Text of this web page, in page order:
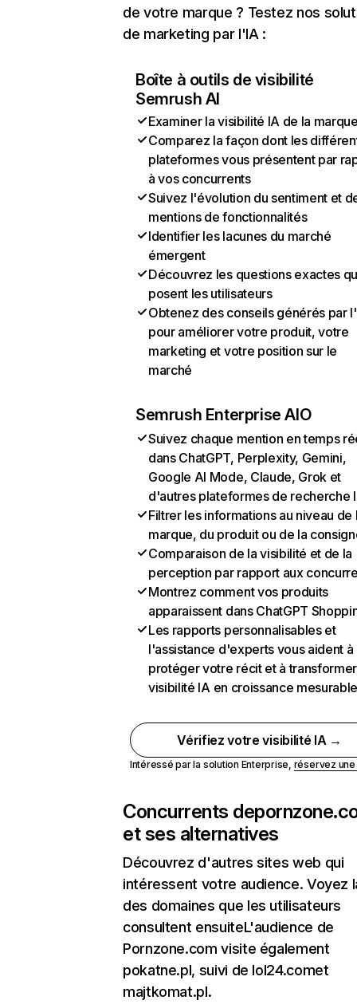
de votre marque ? Testez nos
de marketing par l'IA :
Boîte à outils de visibilité
Semrush AI
Examiner la visibilité IA de la
Comparez la façon dont les
plateformes vous présentent par
à vos concurrents
Suivez l'évolution du sentiment et
mentions de fonctionnalités
Identifier les lacunes du marché
émergent
Découvrez les questions exactes
posent les utilisateurs
Obtenez des conseils générés par
pour améliorer votre produit, votre
marketing et votre position sur le
marché
Semrush Enterprise AIO
Suivez chaque mention en temps
dans ChatGPT, Perplexity, Gemini,
Google AI Mode, Claude, Grok et
d'autres plateformes de recherche
Filtrer les informations au niveau de
marque, du produit ou de la
Comparaison de la visibilité et de la
perception par rapport aux
Montrez comment vos produits
apparaissent dans ChatGPT
Les rapports personnalisables et
l'assistance d'experts vous aident à
protéger votre récit et à
visibilité IA en croissance
Vérifiez votre visibilité IA →
Intéressé par la solution Enterprise, réservez
Concurrents de
et ses alternatives
Découvrez d'autres sites web qui
intéressent votre audience. Voyez
des domaines que les utilisateurs
consultent ensuiteL'audience de
Pornzone.com visite également
pokatne.pl, suivi de lol24.comet
majtkomat.pl.